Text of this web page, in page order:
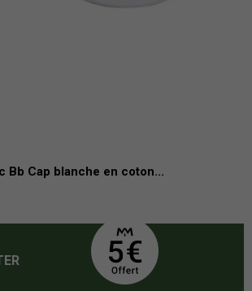
Bb Cap blanche en coton...